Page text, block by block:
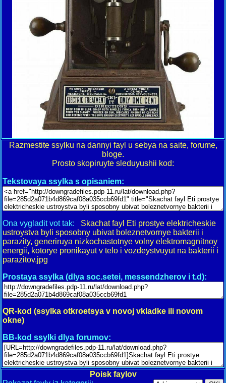
Razmestite ssylku na dannyi fayl u sebya na saite, forume,
bloge.
Prosto skopiruyte sleduyushii kod:
Tekstovaya ssylka s opisaniem:
Ona vygladit vot tak: Skachat fayl Eti prostye elektricheskie
ustroystva byli sposobny ubivat boleznetvornye bakterii i
parazity, generiruya nizkochastotnye volny elektromagnitnoy
energii, kotorye pronikayut v telo i vozdeystvuyut na bakterii i
parazitov.jpg
Prostaya ssylka (dlya soc.setei, messendzherov i t.d):
QR-kod (ssylka otkroetsya v novoj vkladke ili novom
okne)
BB-kod ssylki dlya forumov:
Poisk faylov